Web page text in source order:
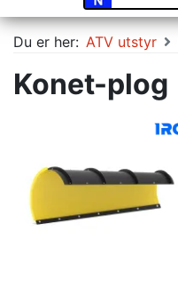
Du er her: ATV utstyr
Konet-plog